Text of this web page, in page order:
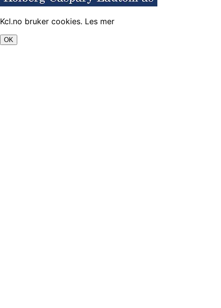
Kcl.no bruker cookies. Les mer
OK